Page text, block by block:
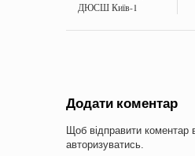
ДЮСШ Київ-1
Додати коментар
Щоб відправити коментар
авторизуватись.